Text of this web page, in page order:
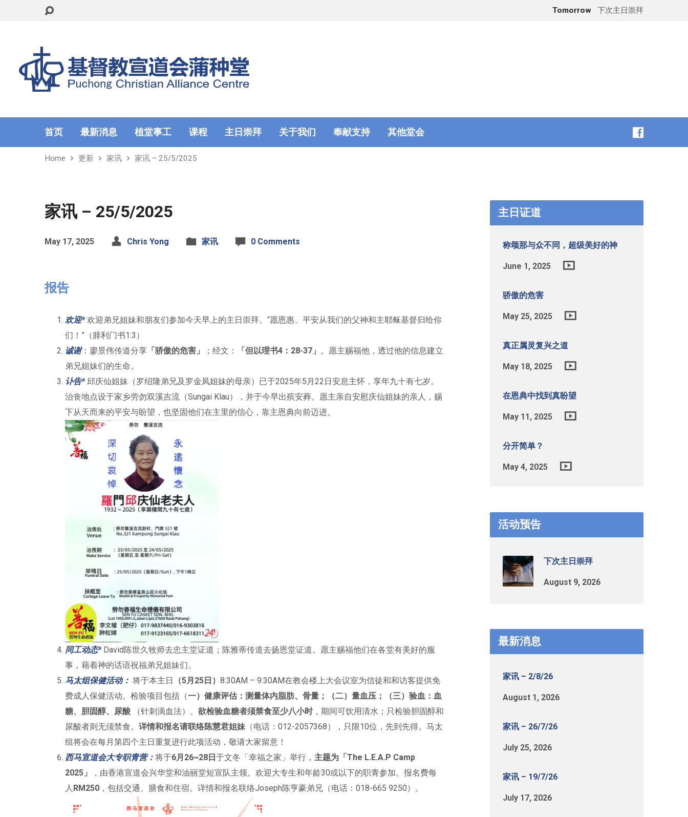
Tomorrow 下次主日崇拜
首页 最新消息 植堂事工 课程 主日崇拜 关于我们 奉献支持 其他堂会
Home 更新 家讯 家讯 – 25/5/2025
家讯 – 25/5/2025
May 17, 2025 Chris Yong 家讯 0 Comments
报告
欢迎*欢迎弟兄姐妹和朋友们参加今天早上的主日崇拜。“愿恩惠、平安从我们的父神和主耶稣基督归给你
们！”（腓利门书1:3）
诚谢：廖景伟传道分享 「骄傲的危害」 ；经文： 「但以理书4：28-37」 。愿主赐福他，透过他的信息建立
弟兄姐妹们的生命。
讣告*邱庆仙姐妹（罗绍隆弟兄及罗金凤姐妹的母亲）已于2025年5月22日安息主怀，享年九十有七岁。
治丧地点设于家乡劳勿双溪吉流（Sungai Klau），并于今早出殡安葬。愿主亲自安慰庆仙姐妹的亲人，赐
下从天而来的平安与盼望，也坚固他们在主里的信心，靠主恩典向前迈进。
同工动态* David陈世久牧师去忠主堂证道；陈雅蒂传道去扬恩堂证道。愿主赐福他们在各堂有美好的服
事，藉着神的话语祝福弟兄姐妹们。
马太组保健活动： 将于本主日 （5月25日） 8:30AM – 9:30AM在教会楼上大会议室为信徒和和访客提供免
费成人保健活动。检验项目包括（一）健康评估：测量体内脂肪、骨量；（二）量血压；（三）验血：血
糖、胆固醇、尿酸 （针刺滴血法）。 欲检验血糖者须禁食至少八小时，期间可饮用清水；只检验胆固醇和
尿酸者则无须禁食。 详情和报名请联络陈慧君姐妹（电话：012-2057368），只限10位，先到先得。马太
组将会在每月第四个主日重复进行此项活动，敬请大家留意！
西马宣道会大专职青营： 将于6月26~28日于文冬「幸福之家」举行， 主题为「The L.E.A.P Camp
2025」
，由香港宣道会兴华堂和油丽堂短宣队主领。欢迎大专生和年龄30或以下的职青参加。报名费每
人 RM250 ，包括交通、膳食和住宿。详情和报名联络Joseph陈亨豪弟兄（电话：018-665 9250）。
主日证道
称颂那与众不同，超级美好的神
June 1, 2025
骄傲的危害
May 25, 2025
真正属灵复兴之道
May 18, 2025
在恩典中找到真盼望
May 11, 2025
分开简单？
May 4, 2025
活动预告
下次主日崇拜
August 9, 2026
最新消息
家讯 – 2/8/26
August 1, 2026
家讯 – 26/7/26
July 25, 2026
家讯 – 19/7/26
July 17, 2026